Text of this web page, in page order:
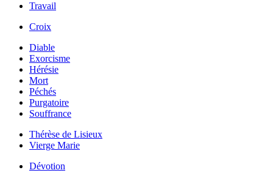
Travail
Croix
Diable
Exorcisme
Hérésie
Mort
Péchés
Purgatoire
Souffrance
Thérèse de Lisieux
Vierge Marie
Dévotion